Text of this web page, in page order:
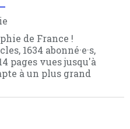
de France !
1634 abonné·e·s,
pages vues jusqu'à
à un plus grand